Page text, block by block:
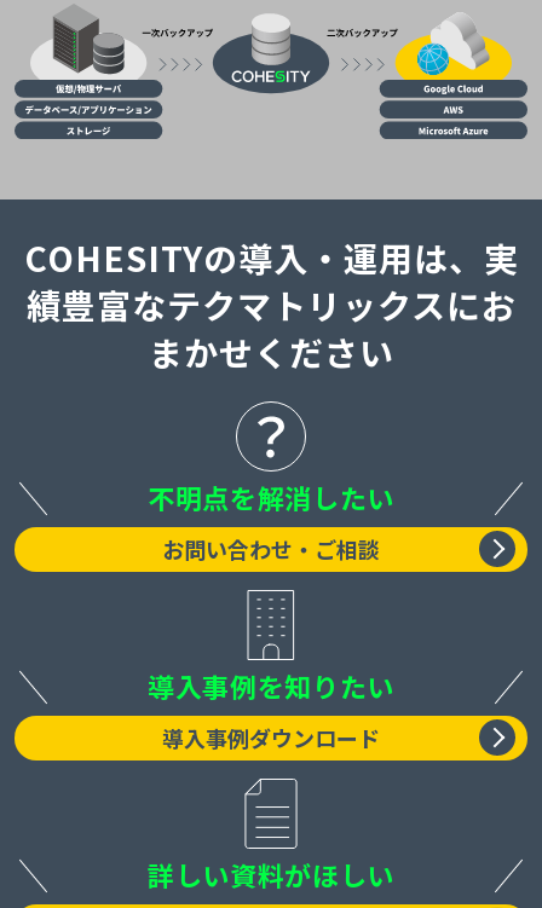
COHESITYの導入・運用は、実
績豊富なテクマトリックスにお
まかせください
不明点を解消したい
お問い合わせ・ご相談
導入事例を知りたい
導入事例ダウンロード
詳しい資料がほしい